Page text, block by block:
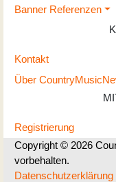
Banner Referenzen
Kontakt
Über
Registrierung
Copyright © 2026
vorbehalten.
Datenschutzerklärung